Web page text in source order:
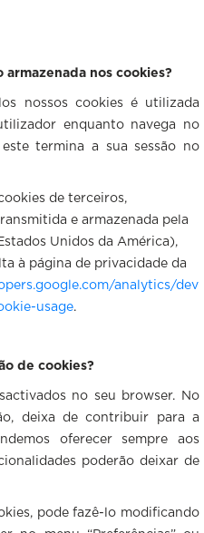
armazenada nos cookies?
nossos cookies é utilizada
enquanto navega no
termina a sua sessão no
de terceiros,
e armazenada pela
Unidos da América),
à página de privacidade da
analytics/dev
usage.
de cookies?
no seu browser. No
deixa de contribuir para a
oferecer sempre aos
poderão deixar de
pode fazê-lo modificando